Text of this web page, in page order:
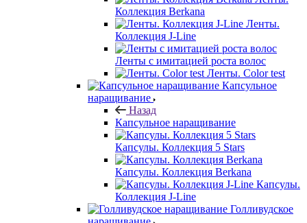
Коллекция Berkana
Ленты.
Коллекция J-Line
Ленты с имитацией роста волос
Ленты. Color test
Капсульное
наращивание
Назад
Капсульное наращивание
Капсулы. Коллекция 5 Stars
Капсулы. Коллекция Berkana
Капсулы.
Коллекция J-Line
Голливудское